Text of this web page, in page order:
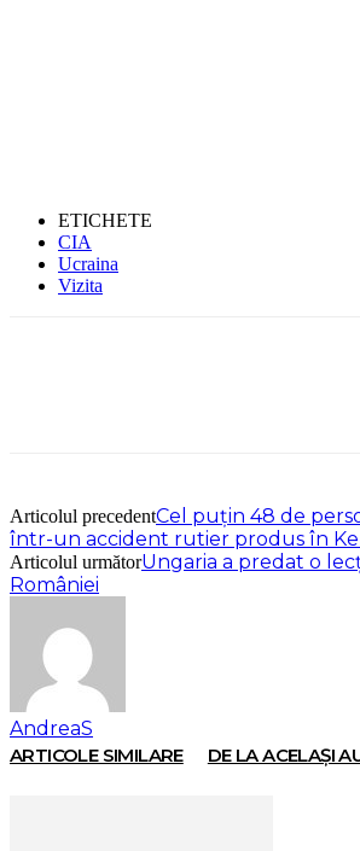
ETICHETE
CIA
Ucraina
Vizita
Articolul precedentCel puțin 48 de
într-un accident rutier produs în
Articolul următorUngaria a predat o
României
AndreaS
ARTICOLE SIMILARE
DE LA ACELAȘI